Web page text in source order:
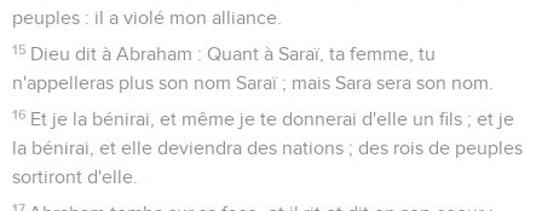
peuples : il a violé mon alliance.
15 Dieu dit à Abraham : Quant à Saraï, ta femme, tu
n'appelleras plus son nom Saraï ; mais Sara sera son nom.
16 Et je la bénirai, et même je te donnerai d'elle un fils ; et je
la bénirai, et elle deviendra des nations ; des rois de peuples
sortiront d'elle.
17